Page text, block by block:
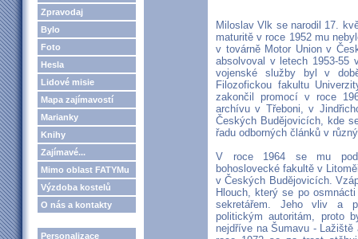
Zpravodaj
Bylo
Foto
Hesla
Lidové misie
Mapa zajímavostí
Marianky
Knihy
Zajímavé...
Mimo oblast FATYMu
Výzdoba kostelů
O nás a kontakty
Personalizace
Miloslav Vlk se narodil 17.
maturitě v roce 1952 mu
v továrně Motor Union v
absolvoval v letech 1953-55
vojenské služby byl v
Filozofickou fakultu
zakončil promocí v roce
archívu v Třeboni, v
Českých Budějovicích, kde
řadu odborných článků v
V roce 1964 se mu
bohoslovecké fakultě v
v Českých Budějovicích.
Hlouch, který se po
sekretářem. Jeho vliv a
politickým autoritám, proto
nejdříve na Šumavu -